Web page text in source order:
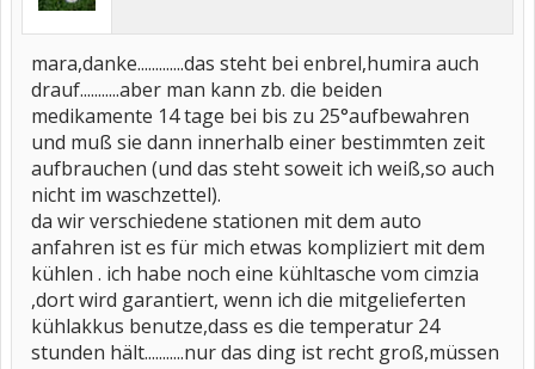
mara,danke.............das steht bei enbrel,humira auch
drauf...........aber man kann zb. die beiden
medikamente 14 tage bei bis zu 25°aufbewahren
und muß sie dann innerhalb einer bestimmten zeit
aufbrauchen (und das steht soweit ich weiß,so auch
nicht im waschzettel).
da wir verschiedene stationen mit dem auto
anfahren ist es für mich etwas kompliziert mit dem
kühlen . ich habe noch eine kühltasche vom cimzia
,dort wird garantiert, wenn ich die mitgelieferten
kühlakkus benutze,dass es die temperatur 24
stunden hält...........nur das ding ist recht groß,müssen